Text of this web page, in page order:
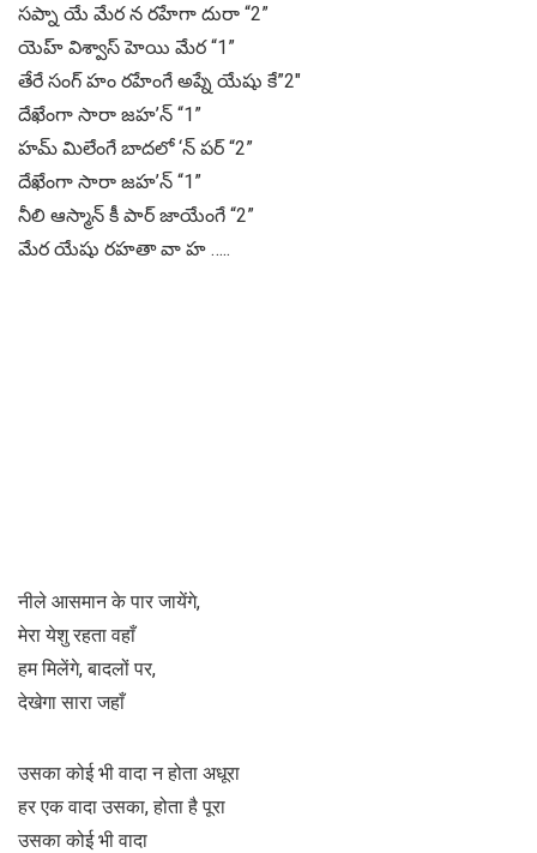
సప్నా యే మేర న రహేగా దురా “2”
యెహ్ విశ్వాస్ హెయి మేర “1”
తేరే సంగ్ హం రహేంగే అప్నే యేషు కే”2″
దేఖేంగా సారా జహ’న్ “1”
హమ్ మిలేంగే బాదలో ‘న్ పర్ “2”
దేఖేంగా సారా జహ’న్ “1”
నీలి ఆస్మాన్ కీ పార్ జాయేంగే “2”
మేర యేషు రహతా వా హ …..
नीले आसमान के पार जायेंगे,
मेरा येशु रहता वहाँ
हम मिलेंगे, बादलों पर,
देखेगा सारा जहाँ
उसका कोई भी वादा न होता अधूरा
हर एक वादा उसका, होता है पूरा
उसका कोई भी वादा